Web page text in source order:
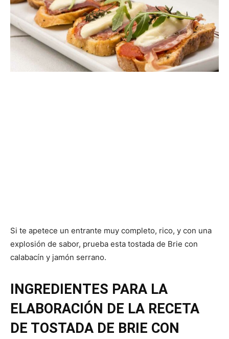
Si te apetece un entrante muy completo, rico, y con una
explosión de sabor, prueba esta tostada de Brie con
calabacín y jamón serrano.
INGREDIENTES PARA LA
ELABORACIÓN DE LA RECETA
DE TOSTADA DE BRIE CON